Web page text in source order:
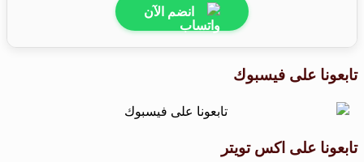
انضم الآن
تابعونا على فيسبوك
تابعونا على اكس تويتر